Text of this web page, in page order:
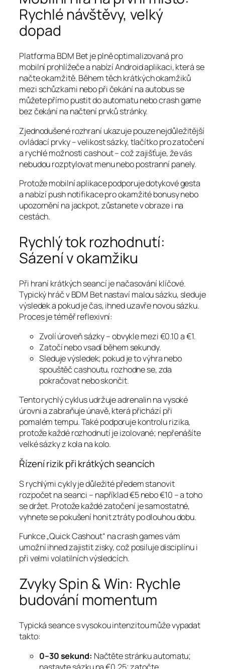
Rychlé návštěvy, velký
dopad
Platforma BDM Bet je plně optimalizovaná pro
mobilní prohlížeče a nabízí Android aplikaci, která se
načte okamžitě. Během těch krátkých okamžiků
mezi schůzkami nebo při čekání na autobus se
můžete přímo pustit do automatu nebo crash game
bez čekání na načtení prvků stránky.
Zjednodušené rozhraní ukazuje pouze nejdůležitější
ovládací prvky – velikost sázky, tlačítko pro zatočení
a rychlé možnosti cashout – což zajišťuje, že vás
nebudou rozptylovat menu nebo postranní panely.
Protože mobilní aplikace podporuje dotykové gesta
a nabízí push notifikace pro okamžité bonusy nebo
upozornění na jackpot, zůstanete v obraze i na
cestách.
Rychlý tok rozhodnutí:
Sázení v okamžiku
Při hraní krátkých seancí je načasování klíčové.
Typický hráč v BDM Bet nastaví malou sázku, sleduje
výsledek a pokud je čas, ihned uzavře novou sázku.
Proces je téměř reflexivní:
Zvolí úroveň sázky – obvykle mezi €0.10 a €1.
Zatočí nebo vsadí během sekundy.
Sleduje výsledek; pokud je to výhra nebo
spouštěč cashoutu, rozhodne se, zda
pokračovat nebo skončit.
Tento rychlý cyklus udržuje adrenalin na vysoké
úrovni a zabraňuje únavě, která přichází při
pomalém tempu. Také podporuje kontrolu rizika,
protože každé rozhodnutí je izolované; nepřenášíte
velké sázky z kola na kolo.
Řízení rizik při krátkých seancích
S rychlými cykly je důležité předem stanovit
rozpočet na seanci – například €5 nebo €10 – a toho
se držet. Protože každé zatočení je samostatné,
vyhnete se pokušení honit ztráty po dlouhou dobu.
Funkce „Quick Cashout“ na crash games vám
umožní ihned zajistit zisky, což posiluje disciplínu i
při velmi volatilních výsledcích.
Zvyky Spin & Win: Rychle
budování momentum
Typická seance s vysokou intenzitou může vypadat
takto:
0–30 sekund: Načtěte stránku automatu;
nastavte sázku na €0.25; zatočte.